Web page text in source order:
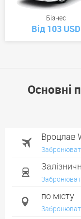
Бізнес
Від 103 USD
Основні
Вроцлав
по місту